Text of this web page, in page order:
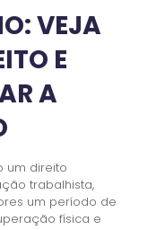
VEJA
E
A
um direito
trabalhista,
um período de
física e